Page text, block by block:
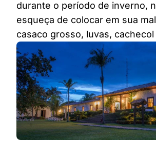
durante o período de inverno,
esqueça de colocar em sua
casaco grosso, luvas, cachecol